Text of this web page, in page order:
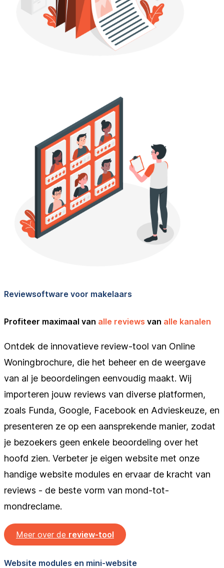
Reviewsoftware voor makelaars
Profiteer maximaal van alle reviews van alle kanalen
Ontdek de innovatieve review-tool van Online
Woningbrochure, die het beheer en de weergave
van al je beoordelingen eenvoudig maakt. Wij
importeren jouw reviews van diverse platformen,
zoals Funda, Google, Facebook en Advieskeuze, en
presenteren ze op een aansprekende manier, zodat
je bezoekers geen enkele beoordeling over het
hoofd zien. Verbeter je eigen website met onze
handige website modules en ervaar de kracht van
reviews - de beste vorm van mond-tot-
mondreclame.
Meer over de review-tool
Website modules en mini-website